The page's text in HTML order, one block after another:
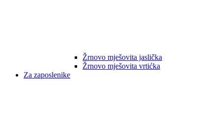
Žrnovo mješovita jaslička
Žrnovo mješovita vrtićka
Za zaposlenike